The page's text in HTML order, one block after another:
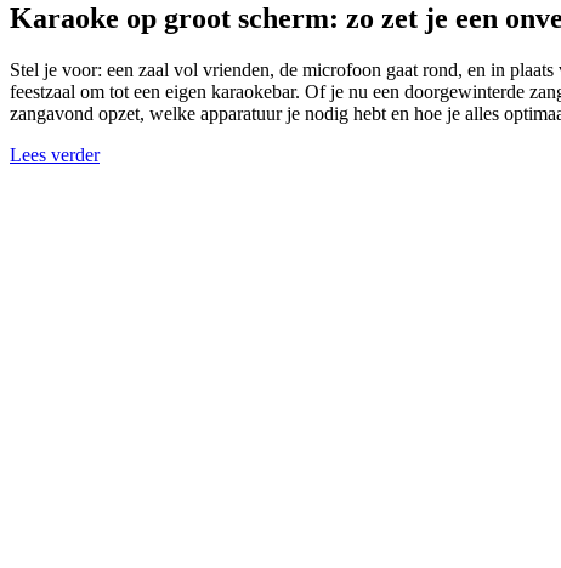
Karaoke op groot scherm: zo zet je een
Stel je voor: een zaal vol vrienden, de microfoon gaat rond, en in
feestzaal om tot een eigen karaokebar. Of je nu een doorgewinterde
zangavond opzet, welke apparatuur je nodig hebt en hoe je alles
Lees verder